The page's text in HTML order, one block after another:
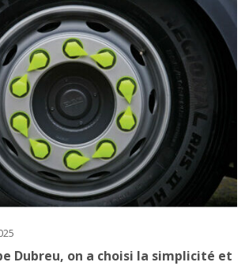
Dubreu, on a choisi la simplicité et